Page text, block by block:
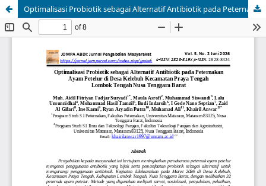
Optimalisasi Probiotik sebagai Alternatif Antibiotik pada Peternakan Ayam Petelur di Desa Kelebuh Kecamatan Praya Tengah Lombok Tengah Nusa Tenggara Barat